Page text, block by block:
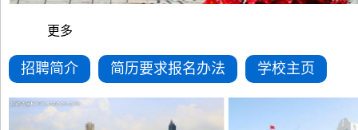
更多
招聘简介 简历要求报名办法 学校主页